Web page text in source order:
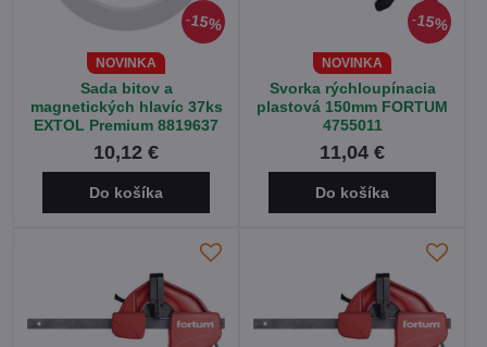
15%
NOVINKA
Sada bitov a
magnetických hlavíc 37ks
EXTOL Premium 8819637
10,12 €
Do košíka
15%
NOVINKA
Svorka rýchloupínacia
plastová 150mm FORTUM
4755011
11,04 €
Do košíka